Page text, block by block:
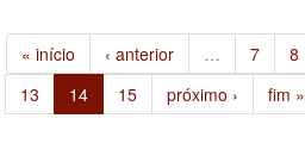
« início ‹ anterior … 7 8
13
14 15 próximo › fim »